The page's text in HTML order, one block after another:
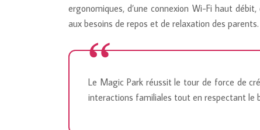
ergonomiques, d’une connexion Wi-Fi haut
aux besoins de repos et de relaxation des parents.
Le Magic Park réussit le tour de force de
interactions familiales tout en respectant le